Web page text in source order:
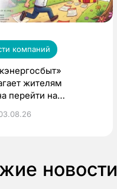
компаний
жителям
перейти на
призы
новости